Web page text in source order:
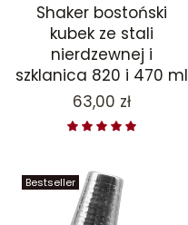
Shaker bostoński
kubek ze stali
nierdzewnej i
szklanica 820 i 470 ml
Cena
63,00 zł
Bestseller